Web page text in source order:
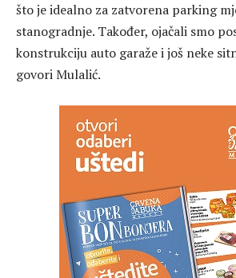
što je idealno za zatvorena parking
stanogradnje. Također, ojačali smo
konstrukciju auto garaže i još neke
govori Mulalić.